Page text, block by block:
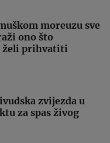
moreuzu sve
ono što
želi prihvatiti
zvijezda u
za spas živog